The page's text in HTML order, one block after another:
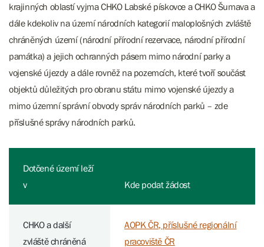
krajinných oblastí vyjma CHKO Labské pískovce a CHKO Šumava a
dále kdekoliv na území národních kategorií maloplošných zvláště
chráněných území (národní přírodní rezervace, národní přírodní
památka) a jejich ochranných pásem mimo národní parky a
vojenské újezdy a dále rovněž na pozemcích, které tvoří součást
objektů důležitých pro obranu státu mimo vojenské újezdy a
mimo územní správní obvody správ národních parků – zde
příslušné správy národních parků.
Dotčené území leží
v
Kde podat žádost
CHKO a další
zvláště chráněná
AOPK ČR, příslušné regionální
pracoviště ČR